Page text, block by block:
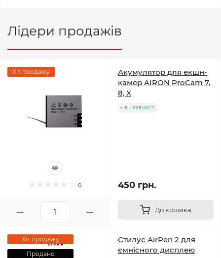
Лідери продажів
Хіт продажу
0
Акумулятор для екшн-
камер AIRON ProCam 7,
8, X
в наявності
450 грн.
До кошика
Хіт продажу
Продано
Стилус AirPen 2 для
ємнісного дисплею